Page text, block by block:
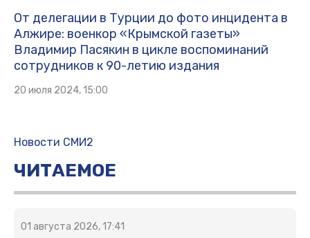
От делегации в Турции до фото инцидента в
Алжире: военкор «Крымской газеты»
Владимир Пасякин в цикле воспоминаний
сотрудников к 90-летию издания
20 июля 2024, 15:00
Новости СМИ2
ЧИТАЕМОЕ
01 августа 2026, 17:41